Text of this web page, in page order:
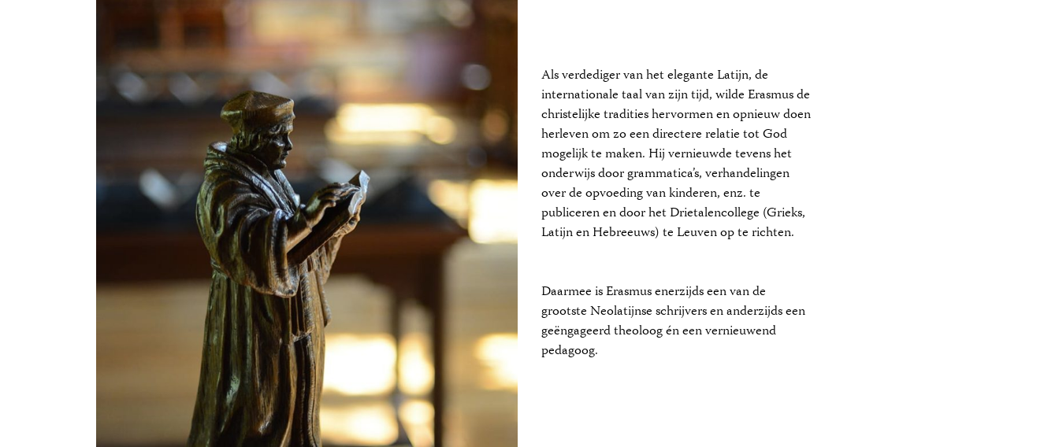
Als verdediger van het elegante Latijn, de
internationale taal van zijn tijd, wilde Erasmus de
christelijke tradities hervormen en opnieuw doen
herleven om zo een directere relatie tot God
mogelijk te maken. Hij vernieuwde tevens het
onderwijs door grammatica’s, verhandelingen
over de opvoeding van kinderen, enz. te
publiceren en door het Drietalencollege (Grieks,
Latijn en Hebreeuws) te Leuven op te richten.
Daarmee is Erasmus enerzijds een van de
grootste Neolatijnse schrijvers en anderzijds een
geëngageerd theoloog én een vernieuwend
pedagoog.